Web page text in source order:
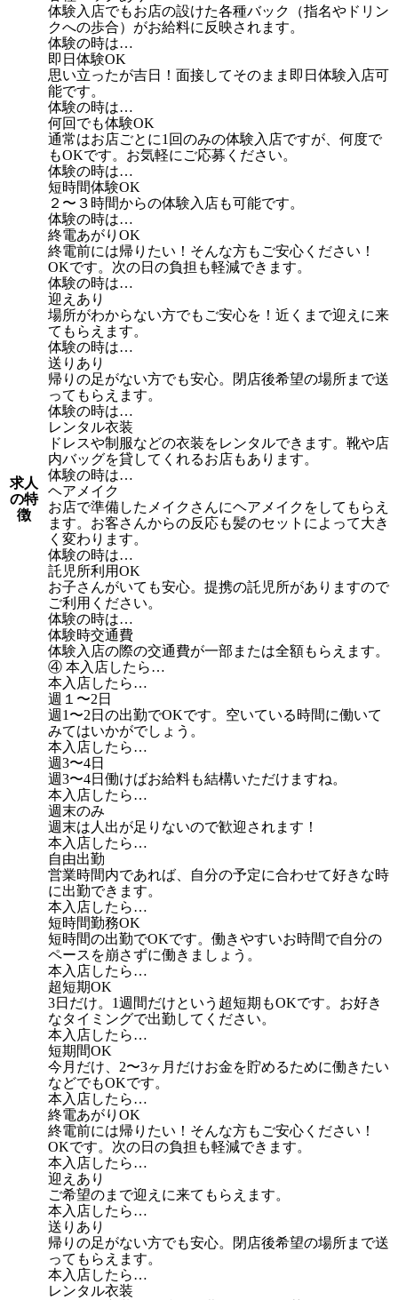
求人
の特
徴
体験入店でもお店の設けた各種バック（指名やドリン
クへの歩合）がお給料に反映されます。
体験の時は…
即日体験OK
思い立ったが吉日！面接してそのまま即日体験入店可
能です。
体験の時は…
何回でも体験OK
通常はお店ごとに1回のみの体験入店ですが、何度で
もOKです。お気軽にご応募ください。
体験の時は…
短時間体験OK
２〜３時間からの体験入店も可能です。
体験の時は…
終電あがりOK
終電前には帰りたい！そんな方もご安心ください！
OKです。次の日の負担も軽減できます。
体験の時は…
迎えあり
場所がわからない方でもご安心を！近くまで迎えに来
てもらえます。
体験の時は…
送りあり
帰りの足がない方でも安心。閉店後希望の場所まで送
ってもらえます。
体験の時は…
レンタル衣装
ドレスや制服などの衣装をレンタルできます。靴や店
内バッグを貸してくれるお店もあります。
体験の時は…
ヘアメイク
お店で準備したメイクさんにヘアメイクをしてもらえ
ます。お客さんからの反応も髪のセットによって大き
く変わります。
体験の時は…
託児所利用OK
お子さんがいても安心。提携の託児所がありますので
ご利用ください。
体験の時は…
体験時交通費
体験入店の際の交通費が一部または全額もらえます。
④ 本入店したら…
本入店したら…
週１〜2日
週1〜2日の出勤でOKです。空いている時間に働いて
みてはいかがでしょう。
本入店したら…
週3〜4日
週3〜4日働けばお給料も結構いただけますね。
本入店したら…
週末のみ
週末は人出が足りないので歓迎されます！
本入店したら…
自由出勤
営業時間内であれば、自分の予定に合わせて好きな時
に出勤できます。
本入店したら…
短時間勤務OK
短時間の出勤でOKです。働きやすいお時間で自分の
ペースを崩さずに働きましょう。
本入店したら…
超短期OK
3日だけ。1週間だけという超短期もOKです。お好き
なタイミングで出勤してください。
本入店したら…
短期間OK
今月だけ、2〜3ヶ月だけお金を貯めるために働きたい
などでもOKです。
本入店したら…
終電あがりOK
終電前には帰りたい！そんな方もご安心ください！
OKです。次の日の負担も軽減できます。
本入店したら…
迎えあり
ご希望のまで迎えに来てもらえます。
本入店したら…
送りあり
帰りの足がない方でも安心。閉店後希望の場所まで送
ってもらえます。
本入店したら…
レンタル衣装